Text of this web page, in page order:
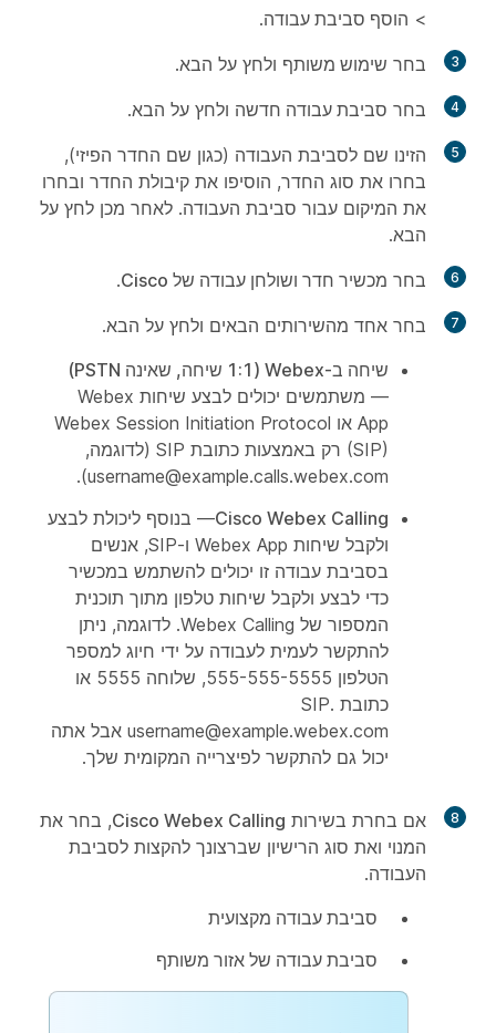
> הוסף סביבת עבודה.
3 בחר שימוש משותף ולחץ על הבא.
4 בחר סביבת עבודה חדשה ולחץ על הבא.
5
הזינו שם לסביבת העבודה (כגון שם החדר הפיזי),
בחרו את סוג החדר, הוסיפו את קיבולת החדר ובחרו
את המיקום עבור סביבת העבודה. לאחר מכן לחץ על
הבא.
6 בחר מכשיר חדר ושולחן עבודה של Cisco .
7 בחר אחד מהשירותים הבאים ולחץ על הבא.
שיחה ב-Webex (1:1 שיחה, שאינה PSTN)
— משתמשים יכולים לבצע שיחות Webex
App או Webex Session Initiation Protocol
(SIP) רק באמצעות כתובת SIP (לדוגמה,
username@example.calls.webex.com).
Cisco Webex Calling— בנוסף ליכולת לבצע
ולקבל שיחות Webex App ו-SIP, אנשים
בסביבת עבודה זו יכולים להשתמש במכשיר
כדי לבצע ולקבל שיחות טלפון מתוך תוכנית
המספור של Webex Calling. לדוגמה, ניתן
להתקשר לעמית לעבודה על ידי חיוג למספר
הטלפון 555-555-5555, שלוחה 5555 או
כתובת SIP.
username@example.webex.com אבל אתה
יכול גם להתקשר לפיצרייה המקומית שלך.
8 אם בחרת בשירות Cisco Webex Calling, בחר את
המנוי ואת סוג הרישיון שברצונך להקצות לסביבת
העבודה.
סביבת עבודה מקצועית
סביבת עבודה של אזור משותף